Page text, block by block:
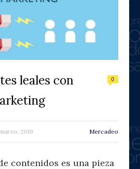
leales con
0
2019 Mercadeo
contenidos es una pieza